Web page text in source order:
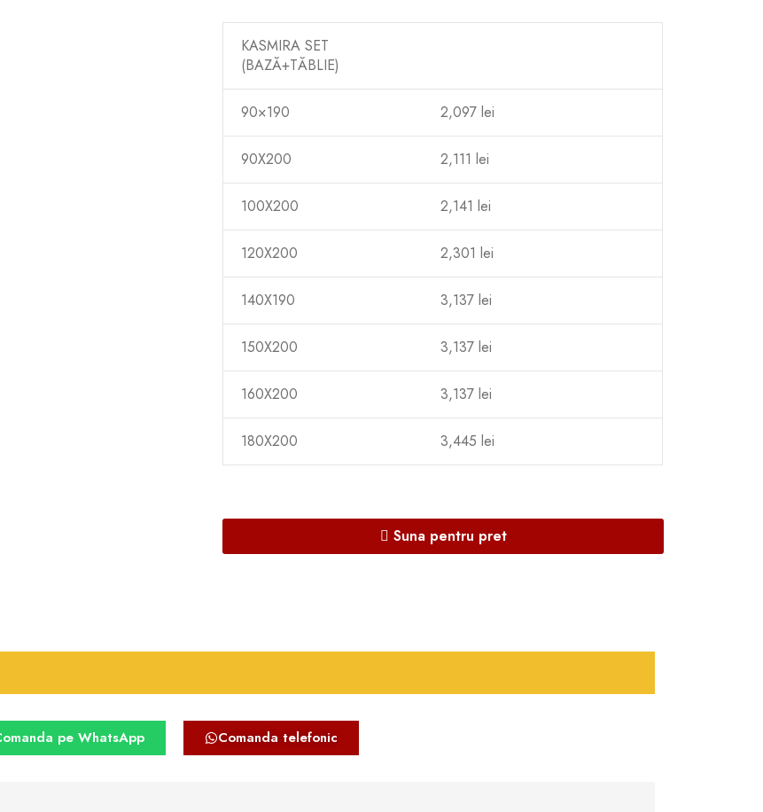
KASMIRA SET
(BAZĂ+TĂBLIE)
90×190 2,097 lei
90X200 2,111 lei
100X200 2,141 lei
120X200 2,301 lei
140X190 3,137 lei
150X200 3,137 lei
160X200 3,137 lei
180X200 3,445 lei
Suna pentru pret
pe WhatsApp Comanda telefonic